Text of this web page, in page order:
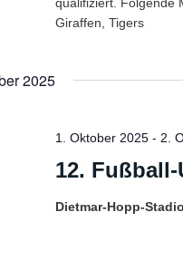
Giraffen, Tigers
2025
12.
1. Oktober 2025 - 2.
Dietmar-Hopp-